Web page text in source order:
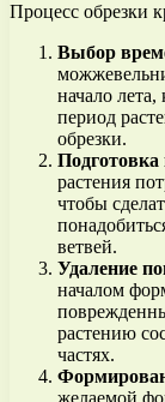
Процесс обрезки
Выбор
начало лета,
период
обрезки.
Подготовка
растения
чтобы
ветвей.
Удаление
началом
растению
частях.
желаемой